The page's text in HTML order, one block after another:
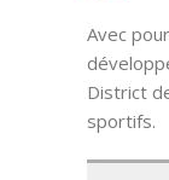
Avec
District
sportifs.